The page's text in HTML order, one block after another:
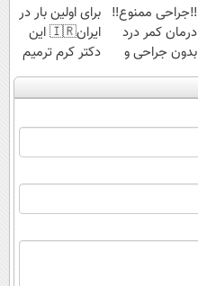
‼️جراحی ممنوع‼️
درمان کمر درد
بدون جراحی و
دوره نقاهت
برای اولین بار در
ایران🇮🇷 این
دکتر کرم ترمیم
کننده 23 روزه
ساخت!